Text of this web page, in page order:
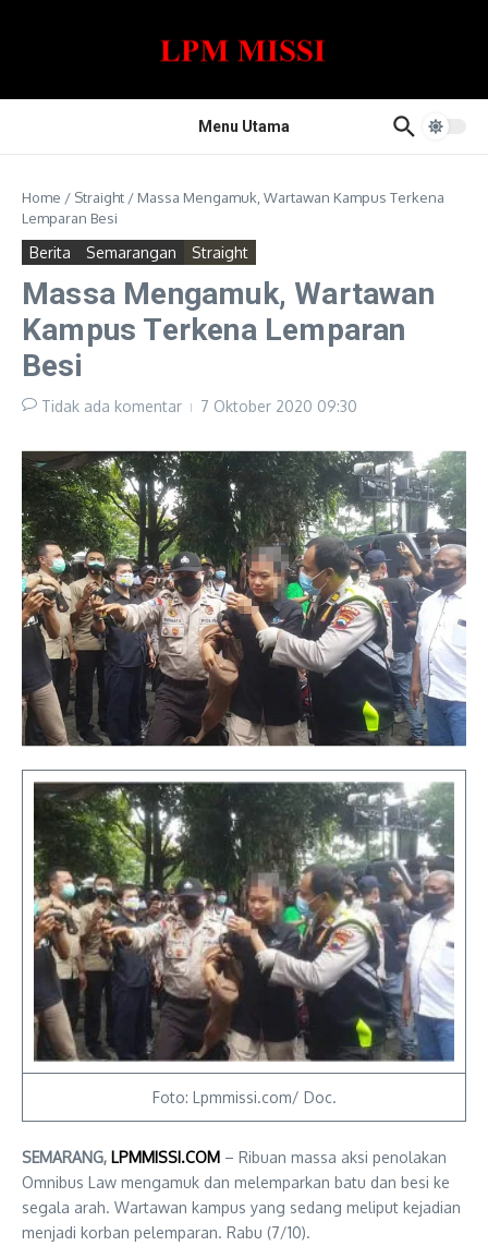
Menu Utama
Home / Straight / Massa Mengamuk, Wartawan Kampus Terkena
Lemparan Besi
Berita Semarangan Straight
Massa Mengamuk, Wartawan
Kampus Terkena Lemparan
Besi
Tidak ada komentar 7 Oktober 2020 09:30
Foto: Lpmmissi.com/ Doc.
SEMARANG, LPMMISSI.COM – Ribuan massa aksi penolakan
Omnibus Law mengamuk dan melemparkan batu dan besi ke
segala arah. Wartawan kampus yang sedang meliput kejadian
menjadi korban pelemparan. Rabu (7/10).